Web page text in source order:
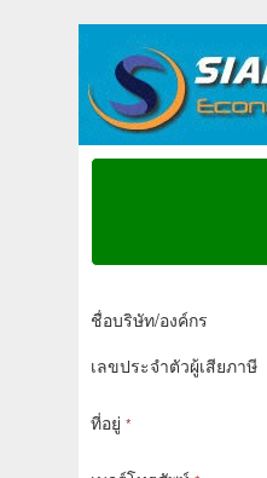
ชื่อบริษัท/องค์กร
เลขประจำตัวผู้เสียภาษี
ที่อยู่ *